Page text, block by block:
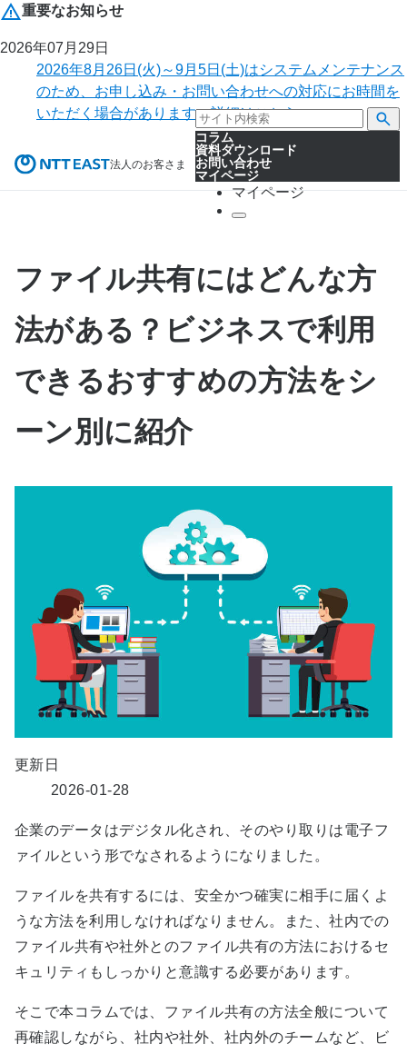
重要なお知らせ
2026年07月29日
2026年8月26日(火)～9月5日(土)はシステムメンテナンス
のため、お申し込み・お問い合わせへの対応にお時間を
いただく場合があります。詳細はこちら。
法人のお客さま
コラム
資料ダウンロード
お問い合わせ
マイページ
マイページ
ファイル共有にはどんな方
法がある？ビジネスで利用
できるおすすめの方法をシ
ーン別に紹介
更新日
2026-01-28
企業のデータはデジタル化され、そのやり取りは電子フ
ァイルという形でなされるようになりました。
ファイルを共有するには、安全かつ確実に相手に届くよ
うな方法を利用しなければなりません。また、社内での
ファイル共有や社外とのファイル共有の方法におけるセ
キュリティもしっかりと意識する必要があります。
そこで本コラムでは、ファイル共有の方法全般について
再確認しながら、社内や社外、社内外のチームなど、ビ